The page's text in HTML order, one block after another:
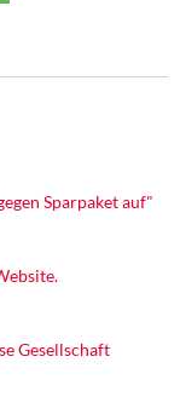
Sparpaket auf"
Gesellschaft